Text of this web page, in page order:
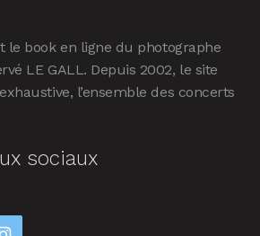
le book en ligne du photographe
LE GALL. Depuis 2002, le site
l’ensemble des concerts
sociaux